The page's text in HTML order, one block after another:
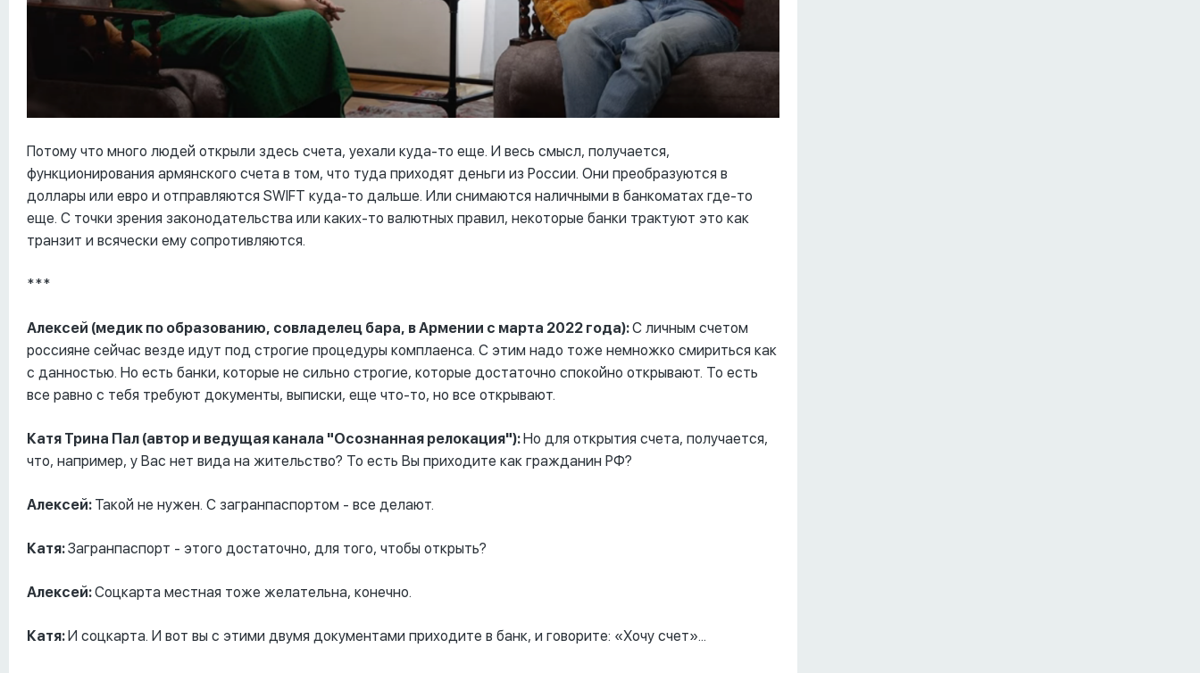
Потому что много людей открыли здесь счета, уехали куда-то еще. И весь смысл, получается,
функционирования армянского счета в том, что туда приходят деньги из России. Они преобразуются в
доллары или евро и отправляются SWIFT куда-то дальше. Или снимаются наличными в банкоматах где-то
еще. С точки зрения законодательства или каких-то валютных правил, некоторые банки трактуют это как
транзит и всячески ему сопротивляются.
***
Алексей (медик по образованию, совладелец бара, в Армении с марта 2022 года):С личным счетом
россияне сейчас везде идут под строгие процедуры комплаенса. С этим надо тоже немножко смириться как
с данностью. Но есть банки, которые не сильно строгие, которые достаточно спокойно открывают. То есть
все равно с тебя требуют документы, выписки, еще что-то, но все открывают.
Катя Трина Пал (автор и ведущая канала "Осознанная релокация"): Но для открытия счета, получается,
что, например, у Вас нет вида на жительство? То есть Вы приходите как гражданин РФ?
Алексей: Такой не нужен. С загранпаспортом - все делают.
Катя:Загранпаспорт - этого достаточно, для того, чтобы открыть?
Алексей:Соцкарта местная тоже желательна, конечно.
Катя: И соцкарта. И вот вы с этими двумя документами приходите в банк, и говорите: «Хочу счет»...